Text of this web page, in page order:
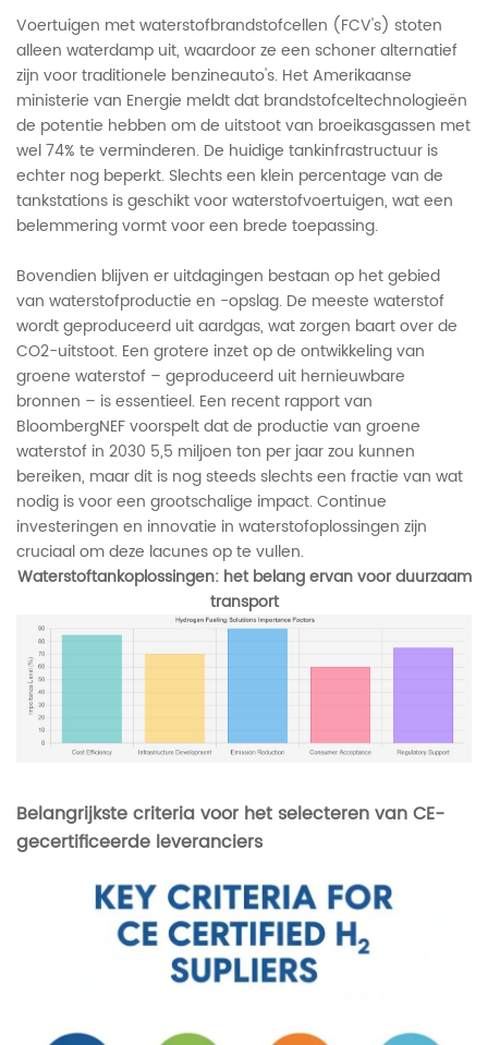
Voertuigen met waterstofbrandstofcellen (FCV's) stoten
alleen waterdamp uit, waardoor ze een schoner alternatief
zijn voor traditionele benzineauto's. Het Amerikaanse
ministerie van Energie meldt dat brandstofceltechnologieën
de potentie hebben om de uitstoot van broeikasgassen met
wel 74% te verminderen. De huidige tankinfrastructuur is
echter nog beperkt. Slechts een klein percentage van de
tankstations is geschikt voor waterstofvoertuigen, wat een
belemmering vormt voor een brede toepassing.
Bovendien blijven er uitdagingen bestaan ​​op het gebied
van waterstofproductie en -opslag. De meeste waterstof
wordt geproduceerd uit aardgas, wat zorgen baart over de
CO2-uitstoot. Een grotere inzet op de ontwikkeling van
groene waterstof – geproduceerd uit hernieuwbare
bronnen – is essentieel. Een recent rapport van
BloombergNEF voorspelt dat de productie van groene
waterstof in 2030 5,5 miljoen ton per jaar zou kunnen
bereiken, maar dit is nog steeds slechts een fractie van wat
nodig is voor een grootschalige impact. Continue
investeringen en innovatie in waterstofoplossingen zijn
cruciaal om deze lacunes op te vullen.
Waterstoftankoplossingen: het belang ervan voor duurzaam
transport
Belangrijkste criteria voor het selecteren van CE-
gecertificeerde leveranciers